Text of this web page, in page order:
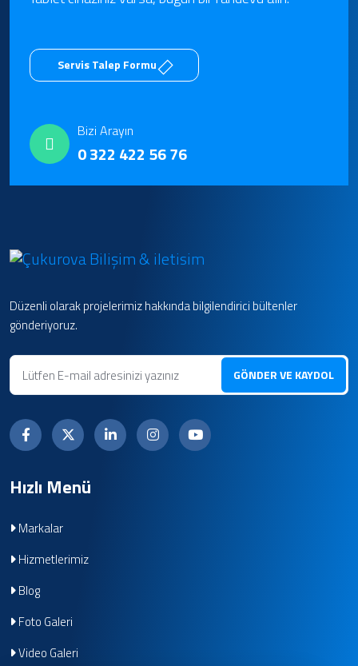
Servis Talep Formu
Bizi Arayın
0 322 422 56 76
Düzenli olarak projelerimiz hakkında bilgilendirici bültenler
gönderiyoruz.
GÖNDER VE KAYDOL
Hızlı Menü
Markalar
Hizmetlerimiz
Blog
Foto Galeri
Video Galeri